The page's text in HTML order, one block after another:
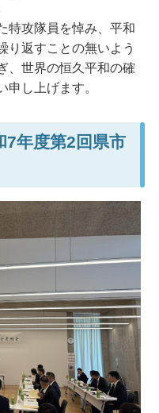
特攻隊員を悼み、平和
り返すことの無いよう
、世界の恒久平和の確
申し上げます。
7年度第2回県市